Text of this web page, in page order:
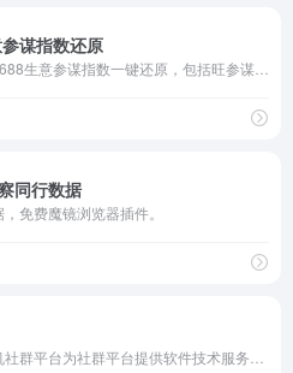
谋指数还原
同行数据
免费魔镜浏览器插件。